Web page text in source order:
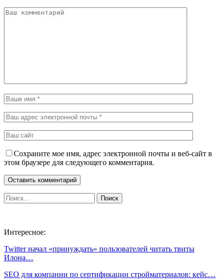
Сохраните мое имя, адрес электронной почты и веб-сайт в
этом браузере для следующего комментария.
Интересное:
Twitter начал «принуждать» пользователей читать твиты
Илона…
SEO для компании по сертификации стройматериалов: кейс…